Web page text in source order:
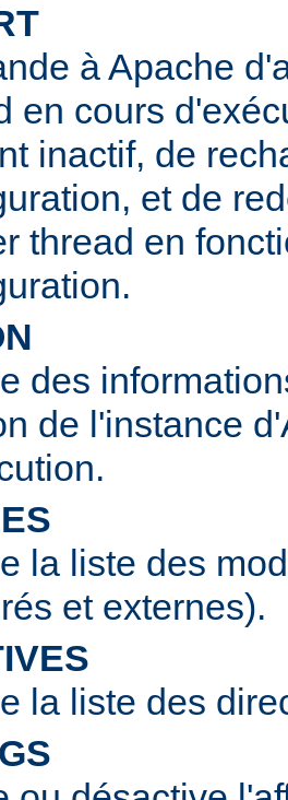
à Apache
en cours
inactif, de
et de
thread en
des
de l'instance
la liste des
et externes).
la liste des